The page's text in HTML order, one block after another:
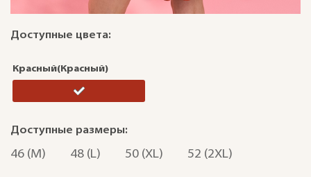
Доступные цвета:
Красный(Красный)
Доступные размеры:
46 (M) 48 (L) 50 (XL) 52 (2XL)